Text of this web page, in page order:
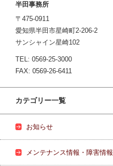
半田事務所
〒475-0911
愛知県半田市星崎町2-206-2
サンシャイン星崎102
TEL: 0569-25-3000
FAX: 0569-26-6411
カテゴリー一覧
お知らせ
メンテナンス情報・障害情報